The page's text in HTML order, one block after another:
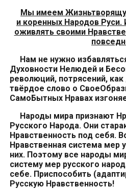
Мы имеем
и коренных Народов
оживлять своими
Нам не нужно
Духовности Нелюдей и
революций, потрясений,
твёрдое слово о
СамоБытных Нравах
Народы мира признают
Русского Народа. Они
Нравственность под себя.
Нравственная система мер
них. Поэтому все народы
систему мер русского
себе. Приспособить
Русскую Нравственность!